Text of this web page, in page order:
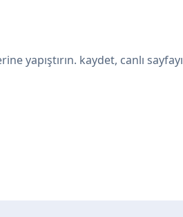
yapıştırın. kaydet, canlı sayfayı